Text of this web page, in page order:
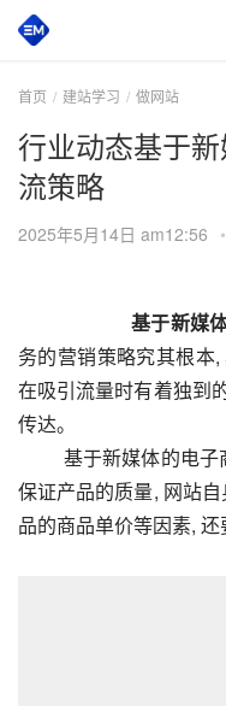
首页 建站学习 做网站
行业动态基于
流策略
2025年5月14日 am12:56 •
基于新媒体
务的营销策略究其根本
在吸引流量时有着独到
传达。
基于新媒体的电
保证产品的质量, 网站
品的商品单价等因素, 还